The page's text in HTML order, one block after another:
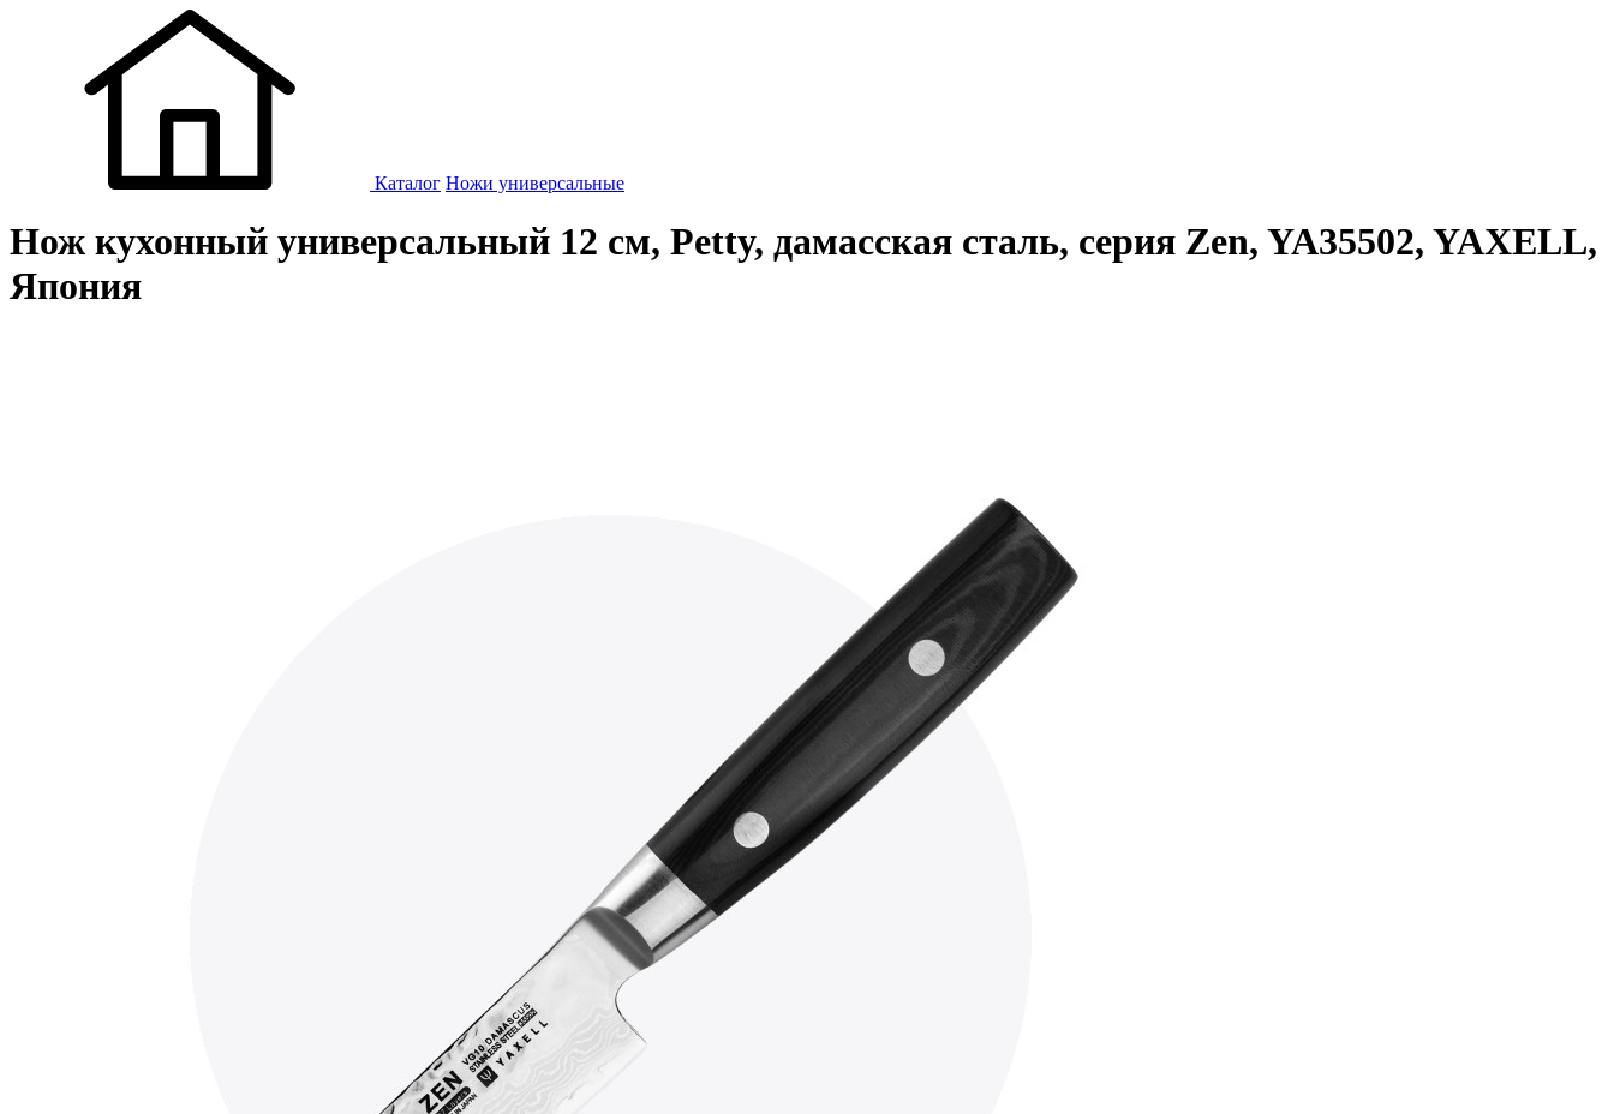
Каталог Ножи универсальные
Нож кухонный универсальный 12 см, Petty, дамасская сталь, серия Zen, YA35502, YAXELL,
Япония